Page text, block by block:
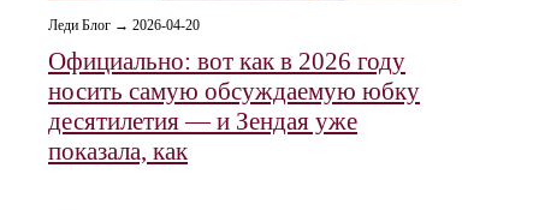
Леди Блог → 2026-04-20
Официально: вот как в 2026 году
носить самую обсуждаемую юбку
десятилетия — и Зендая уже
показала, как